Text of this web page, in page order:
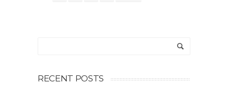
RECENT POSTS